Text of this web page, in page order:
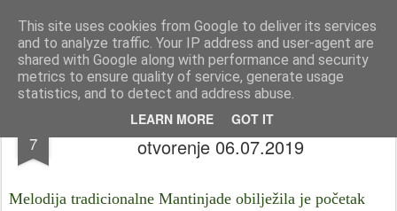
This site uses cookies from Google to deliver its services
and to analyze traffic. Your IP address and user-agent are
shared with Google along with performance and security
metrics to ensure quality of service, generate usage
statistics, and to detect and address abuse.
LEARN MORE GOT IT
Istra photo blog POISTRI.EU © Putopisi | reportaže Istra i Kvarner
Pages
7
6. Istarski festival pašte u Žminju @
otvorenje 06.07.2019
Melodija tradicionalne Mantinjade obilježila je početak